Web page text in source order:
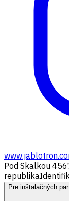
Pod Skalkou
republika
Pre inštalačných